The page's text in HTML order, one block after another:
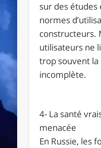
sur des études
normes
constructeurs.
utilisateurs ne
trop souvent la
incomplète.
4- La santé
menacée
En Russie, les